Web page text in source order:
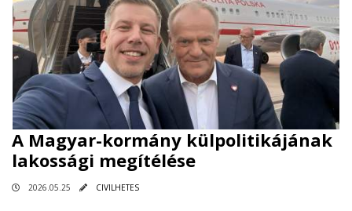
A Magyar-kormány külpolitikájának
lakossági megítélése
2026.05.25 CIVILHETES